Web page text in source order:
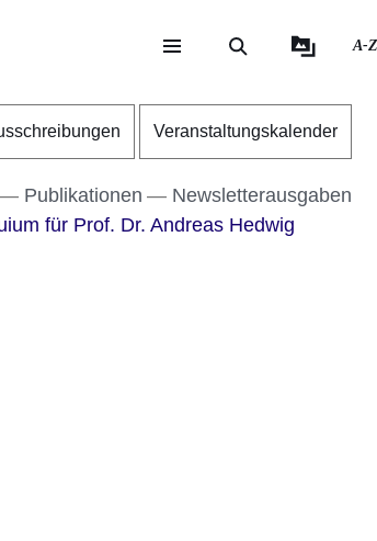
A-Z
Veranstaltungskalender
Publikationen
Newsletterausgaben
für Prof. Dr. Andreas Hedwig